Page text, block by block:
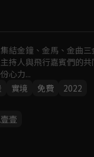
結金鐘、金馬、金曲
持人與飛行嘉賓們的
心力...
實境 免費 2022
壹